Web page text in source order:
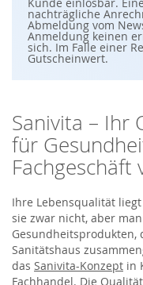
i
e
s
i
c
f
n
s
e
r
e
n
e
s
l
e
t
t
e
Kunde einlösbar.
nachträgliche
Abmeldung vom
Anmeldung keinen
sich. Im Falle einer
Gutscheinwert.
Sanivita – Ihr
für
Fachgeschäft
Ihre Lebensqualität
sie zwar nicht, aber
Sanitätshaus
das Sanivita-Konzept in
Fachhandel. Die